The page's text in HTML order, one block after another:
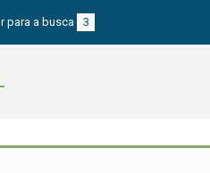
para a busca 3